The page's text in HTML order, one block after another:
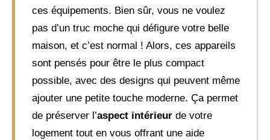
ces équipements. Bien sûr, vous ne voulez
pas d’un truc moche qui défigure votre belle
maison, et c’est normal ! Alors, ces appareils
sont pensés pour être le plus compact
possible, avec des designs qui peuvent même
ajouter une petite touche moderne. Ça permet
de préserver l’aspect intérieur de votre
logement tout en vous offrant une aide